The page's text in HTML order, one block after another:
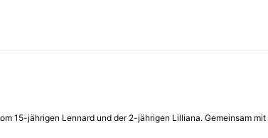
15-jährigen Lennard und der 2-jährigen Lilliana. Gemeinsam